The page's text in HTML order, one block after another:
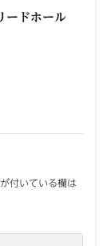
ードホール
が付いている欄は